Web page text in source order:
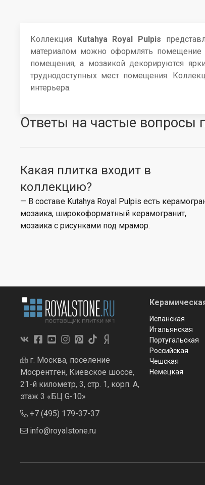
Коллекция Kutahya Royal Pulpis
материалом можно оформлять помещение
помещения, а мозаикой декорируются
труднодоступных мест помещения.
интерьера.
Ответы на частые вопросы
Какая плитка входит в
коллекцию?
— В составе Kutahya Royal Pulpis есть
мозаика, широкоформатный керамогранит,
мозаика с рисунками под мрамор.
г. Москва, поселение
Мосрентген, Киевское шоссе,
21-й километр, 3, стр. 1, корп. А,
этаж 3 «БЦ G-10»
+7 (495) 179-37-37
info@royalstone.ru
Испанская
Итальянская
Португальская
Российская
Чешская
Немецкая